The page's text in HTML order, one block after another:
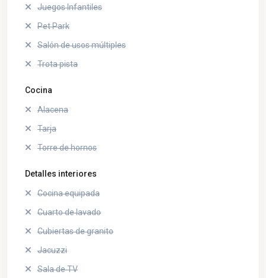
Juegos Infantiles
Pet Park
Salón de usos múltiples
Trota pista
Cocina
Alacena
Tarja
Torre de hornos
Detalles interiores
Cocina equipada
Cuarto de lavado
Cubiertas de granito
Jacuzzi
Sala de TV